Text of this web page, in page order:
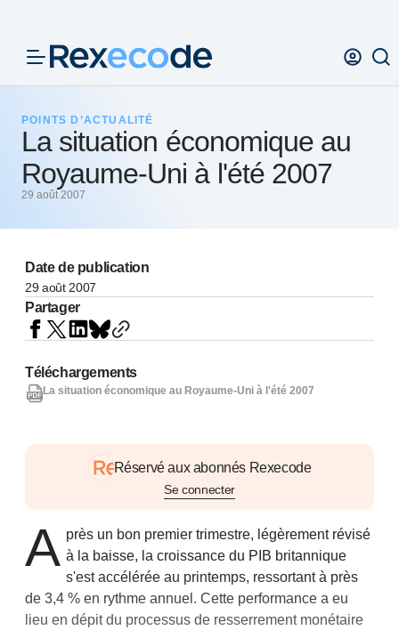
POINTS D’ACTUALITÉ
La situation économique au
Royaume-Uni à l'été 2007
29 août 2007
Date de publication
29 août 2007
Partager
Réservé aux abonnés Rexecode
Se connecter
A près un bon premier trimestre, légèrement révisé
à la baisse, la croissance du PIB britannique
s'est accélérée au printemps, ressortant à près
de 3,4 % en rythme annuel. Cette performance a eu
lieu en dépit du processus de resserrement monétaire
Téléchargements
La situation économique au Royaume-Uni à l'été 2007